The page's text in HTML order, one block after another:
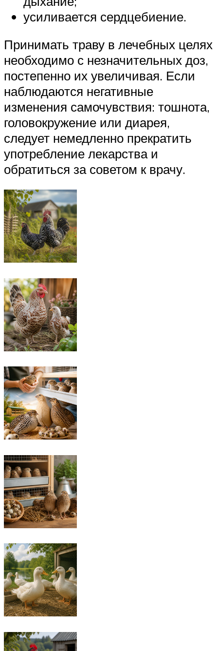
усиливается сердцебиение.
Принимать траву в лечебных целях
необходимо с незначительных доз,
постепенно их увеличивая. Если
наблюдаются негативные
изменения самочувствия: тошнота,
головокружение или диарея,
следует немедленно прекратить
употребление лекарства и
обратиться за советом к врачу.